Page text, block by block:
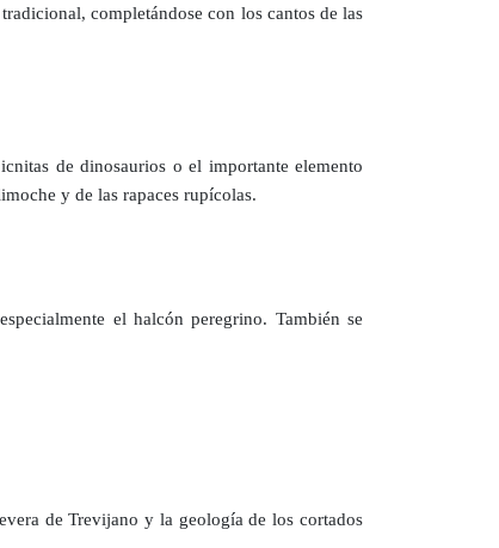
completándose con los cantos de las
de dinosaurios o el importante elemento
y de las rapaces rupícolas.
el halcón peregrino. También se
de Trevijano y la geología de los cortados